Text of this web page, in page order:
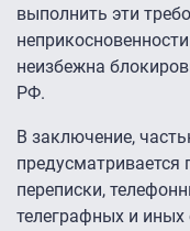
выполнить эти
неизбежна
РФ.
В заключение,
предусматривается
переписки,
телеграфных и иных